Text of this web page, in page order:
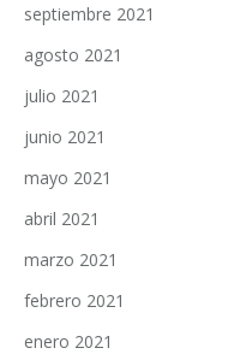
septiembre 2021
agosto 2021
julio 2021
junio 2021
mayo 2021
abril 2021
marzo 2021
febrero 2021
enero 2021